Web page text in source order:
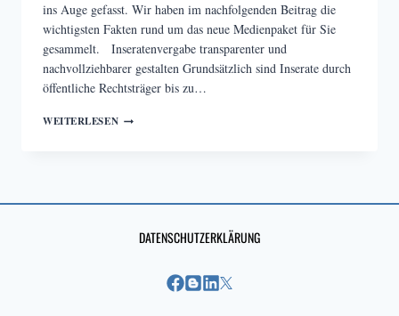
ins Auge gefasst. Wir haben im nachfolgenden Beitrag die
wichtigsten Fakten rund um das neue Medienpaket für Sie
gesammelt. Inseratenvergabe transparenter und
nachvollziehbarer gestalten Grundsätzlich sind Inserate durch
öffentliche Rechtsträger bis zu…
WEITERLESENNEUES
DATENSCHUTZERKLÄRUNG